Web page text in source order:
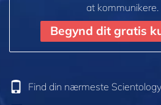
at kommunikere.
Begynd dit gratis
Find din nærmeste